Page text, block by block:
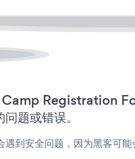
Registration
题或错误。
遇到安全问题，因为黑客可